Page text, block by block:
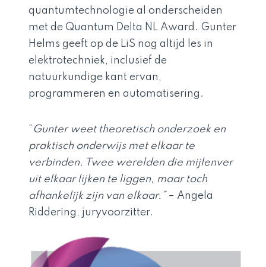
quantumtechnologie al onderscheiden
met de Quantum Delta NL Award. Gunter
Helms geeft op de LiS nog altijd les in
elektrotechniek, inclusief de
natuurkundige kant ervan,
programmeren en automatisering.
“ Gunter weet theoretisch onderzoek en
praktisch onderwijs met elkaar te
verbinden. Twee werelden die mijlenver
uit elkaar lijken te liggen, maar toch
afhankelijk zijn van elkaar.” – Angela
Riddering, juryvoorzitter.